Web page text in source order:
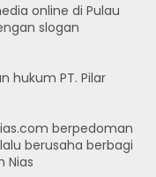
online di Pulau
slogan
hukum PT. Pilar
berpedoman
berusaha berbagi
Nias